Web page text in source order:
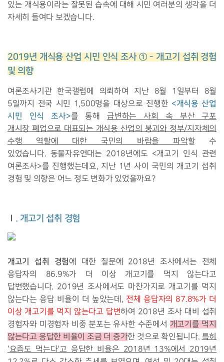
있는 개식용이라는 잘못된 습속에 대해 시민 여러분의 생각을 더
자세히 들여다 보겠습니다.
2019년 개식용 산업 시민 인식 조사 ① - 개고기 섭취 경험
및 의향
여론조사기관 한국갤럽에 의뢰하여
지난 8월 1일부터 8월
5일까지 전국 시민 1,500명을 대상으로 진행한 <개식용 산업
시민 인식 조사>를 통해급변하는 사회 속 부산 구포
개시장 폐업으로 대표되는 개식용 산업의 붕괴와 정부/지자체의
수행 역할에 대한 국민의 바람을 파악할 수
있었습니다. 동물자유연대는 2018년에도 <개고기 인식 관련
여론조사>를 진행했는데요, 지난 1년 사이 국민의 개고기 섭취
경험 및 의향은 어느 정도 변화가 있었을까요?
Ⅰ. 개고기 섭취 경험
개고기 섭취 경험에 대한 질문에 2018년 조사에서는 전체
응답자의 86.9%가 더 이상 개고기를 먹지 않는다고
답변했습니다. 2019년 조사에서도 마찬가지로 개고기를 먹지
않는다는 응답 비율이 더 높았는데, 전체 응답자의 87.8%가 더
이상 개고기를 먹지 않는다고 답변하여 2018년 조사 대비 섭취
경험자와 미경험자 비중 분포는 유사한 수준에서 개고기를 먹지
않는다고 응답한 비율이 조금 더 증가한 것으로 확인됩니다. 특히
'요즘도 먹는다'고 응답한 비율은 2018년 13%에서 2019년